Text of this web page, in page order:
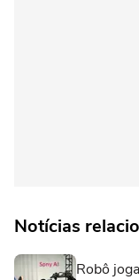
Notícias
Robô